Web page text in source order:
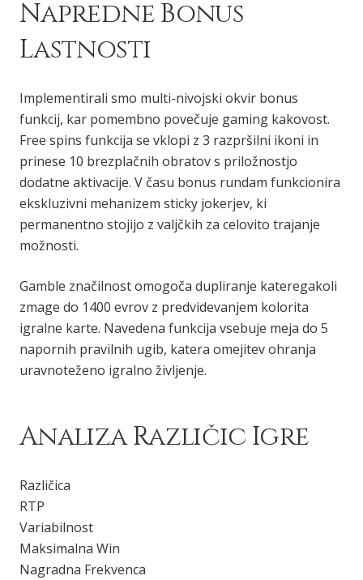
Napredne Bonus
Lastnosti
Implementirali smo multi-nivojski okvir bonus
funkcij, kar pomembno povečuje gaming kakovost.
Free spins funkcija se vklopi z 3 razpršilni ikoni in
prinese 10 brezplačnih obratov s priložnostjo
dodatne aktivacije. V času bonus rundam funkcionira
ekskluzivni mehanizem sticky jokerjev, ki
permanentno stojijo z valjčkih za celovito trajanje
možnosti.
Gamble značilnost omogoča dupliranje kateregakoli
zmage do 1400 evrov z predvidevanjem kolorita
igralne karte. Navedena funkcija vsebuje meja do 5
napornih pravilnih ugib, katera omejitev ohranja
uravnoteženo igralno življenje.
Analiza Različic Igre
Različica
RTP
Variabilnost
Maksimalna Win
Nagradna Frekvenca